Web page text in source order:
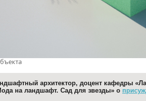
архитектор, доцент кафедры
на ландшафт. Сад для звезды» о